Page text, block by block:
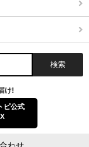
け!
ピ公式
X
わせ